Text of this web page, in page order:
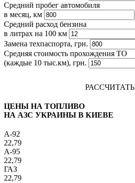
Средний пробег автомобиля
в месяц, км
Средний расход бензина
в литрах на 100 км
Замена техпаспорта, грн.
Средняя стоимость прохождения ТО
(каждые 10 тыс.км), грн.
РАССЧИТАТЬ
ЦЕНЫ НА ТОПЛИВО
НА АЗС УКРАИНЫ В КИЕВЕ
A-92
22,79
A-95
22,79
ГАЗ
22,79